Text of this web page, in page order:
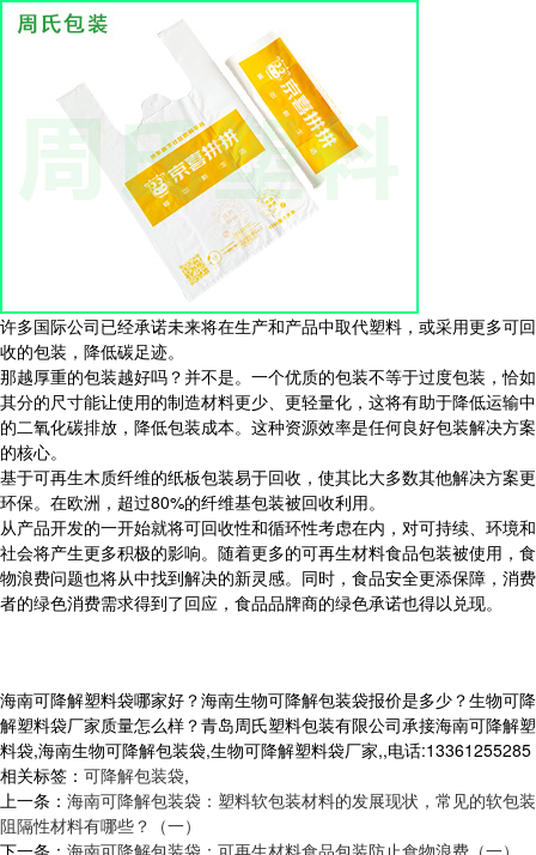
许多国际公司已经承诺未来将在生产和产品中取代塑料，或采用更多可回
收的包装，降低碳足迹。
那越厚重的包装越好吗？并不是。一个优质的包装不等于过度包装，恰如
其分的尺寸能让使用的制造材料更少、更轻量化，这将有助于降低运输中
的二氧化碳排放，降低包装成本。这种资源效率是任何良好包装解决方案
的核心。
基于可再生木质纤维的纸板包装易于回收，使其比大多数其他解决方案更
环保。在欧洲，超过80%的纤维基包装被回收利用。
从产品开发的一开始就将可回收性和循环性考虑在内，对可持续、环境和
社会将产生更多积极的影响。随着更多的可再生材料食品包装被使用，食
物浪费问题也将从中找到解决的新灵感。同时，食品安全更添保障，消费
者的绿色消费需求得到了回应，食品品牌商的绿色承诺也得以兑现。
海南可降解塑料袋哪家好？海南生物可降解包装袋报价是多少？生物可降
解塑料袋厂家质量怎么样？青岛周氏塑料包装有限公司承接海南可降解塑
料袋,海南生物可降解包装袋,生物可降解塑料袋厂家,,电话:13361255285
相关标签： 可降解包装袋,
上一条： 海南可降解包装袋：塑料软包装材料的发展现状，常见的软包装
阻隔性材料有哪些？（一）
下一条： 海南可降解包装袋：可再生材料食品包装防止食物浪费（一）